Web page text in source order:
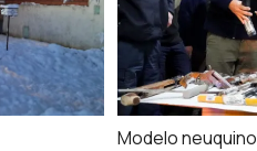
Modelo neuquino